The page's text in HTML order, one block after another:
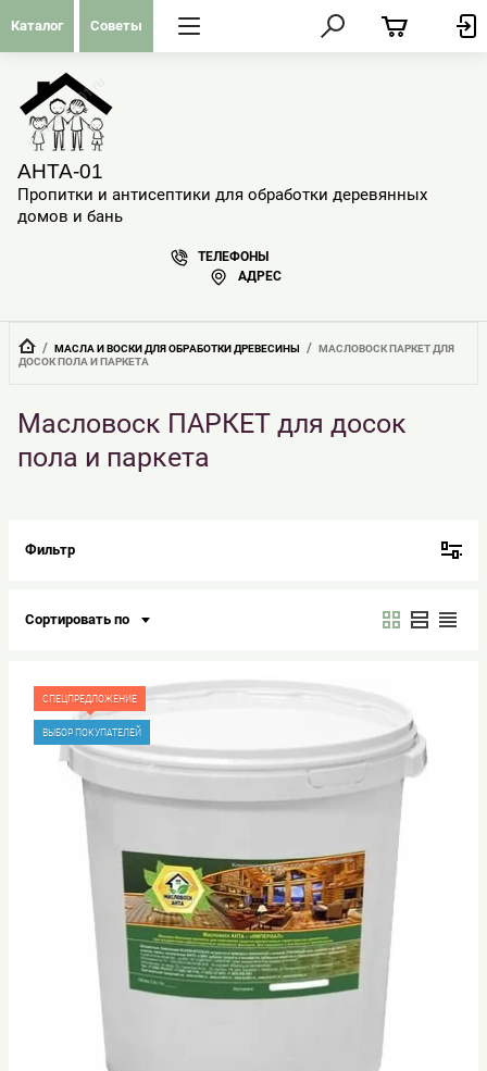
Каталог Советы
АНТА-01
Пропитки и антисептики для обработки деревянных
домов и бань
ТЕЛЕФОНЫ
АДРЕС
  /
МАСЛА И ВОСКИ ДЛЯ ОБРАБОТКИ ДРЕВЕСИНЫ
  /
МАСЛОВОСК ПАРКЕТ ДЛЯ
ДОСОК ПОЛА И ПАРКЕТА
Масловоск ПАРКЕТ для досок
пола и паркета
Фильтр
Сортировать по
СПЕЦПРЕДЛОЖЕНИЕ
ВЫБОР ПОКУПАТЕЛЕЙ